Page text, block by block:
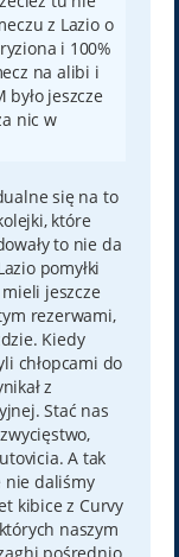
z Lazio o
i 100%
na alibi i
jeszcze
nic w
się na to
które
to nie da
pomyłki
jeszcze
rezerwami,
Kiedy
chłopcami do
z
Stać nas
A tak
nie daliśmy
kibice z Curvy
naszym
pośrednio